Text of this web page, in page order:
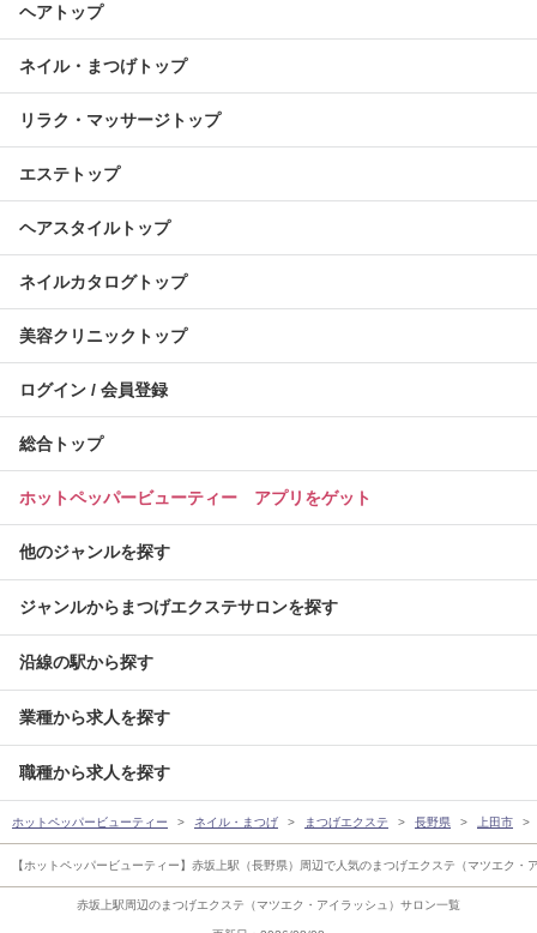
赤坂上駅周辺のまつげエクステ（マツエク・アイラッシュ）サロン一覧
ヘアトップ
ネイル・まつげトップ
リラク・マッサージトップ
エステトップ
ヘアスタイルトップ
ネイルカタログトップ
美容クリニックトップ
ログイン / 会員登録
総合トップ
ホットペッパービューティー アプリをゲット
他のジャンルを探す
ジャンルからまつげエクステサロンを探す
沿線の駅から探す
業種から求人を探す
職種から求人を探す
ホットペッパービューティー ネイル・まつげ まつげエクステ 長野県 上田市
【ホットペッパービューティー】赤坂上駅（長野県）周辺で人気のまつげエクステ（マツエク